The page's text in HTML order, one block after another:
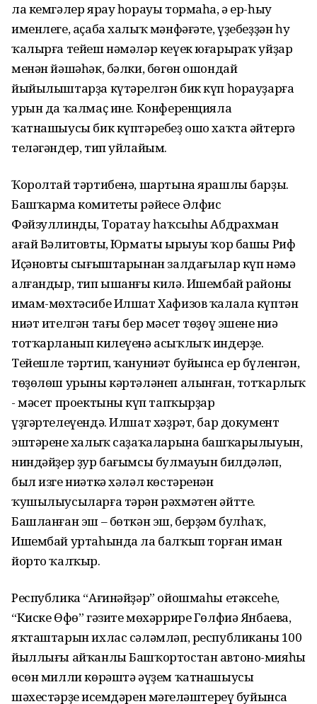
ла кемгәлер ярау һорауы тормаһа, ә ер-һыу
именлеге, аҫаба халыҡ мәнфәғәте, үҙебеҙҙән һуң
ҡалырға тейеш нәмәләр кеүек юғарыраҡ уйҙар
менән йәшәһәк, бәлки, бөгөн ошондай
йыйылыштарҙа күтәрелгән бик күп һорауҙарға
урын да ҡалмаҫ ине. Конференцияла
ҡатнашыусы бик күптәребеҙ ошо хаҡта әйтергә
теләгәндер, тип уйлайым.
Ҡоролтай тәртибенә, шартына ярашлы барҙы.
Башҡарма комитеты рәйесе Әлфис
Фәйзуллиндың, Торатау һаҡсыһы Абдрахман
ағай Вәлитовтың, Юрматы ырыуы ҡор башы Риф
Иҫәновтың сығыштарынан залдағылар күп нәмә
алғандыр, тип ышанғы килә. Ишембай районы
имам-мөхтәсибе Илшат Хафизов ҡалала күптән
ниәт ителгән тағы бер мәсет төҙөү эшенең ниңә
тотҡарланып килеүенә асыҡлыҡ индерҙе.
Тейешле тәртип, ҡануниәт буйынса ер бүленгән,
төҙөлөш урыны кәртәләнеп алынған, тотҡарлыҡ
- мәсет проектының күп тапҡырҙар
үҙгәртелеүендә. Илшат хәҙрәт, бар документ
эштәренең халыҡ саҙаҡаларына башҡарылыуын,
ниндәйҙер ҙур бағымсы булмауын билдәләп,
был изге ниәткә хәләл көстәренән
ҡушылыусыларға тәрән рәхмәтен әйтте.
Башланған эш – бөткән эш, берҙәм булһаҡ,
Ишембай уртаһында ла балҡып торған иман
йорто ҡалҡыр.
Республика “Ағинәйҙәр” ойошмаһы етәксеһе,
“Киске Өфө” гәзите мөхәррире Гөлфиә Янбаева,
яҡташтарын ихлас сәләмләп, республиканың 100
йыллығы айҡанлы Башҡортостан автоно-мияһы
өсөн милли көрәштә әүҙем ҡатнашыусы
шәхестәрҙең исемдәрен мәңгеләштереү буйынса